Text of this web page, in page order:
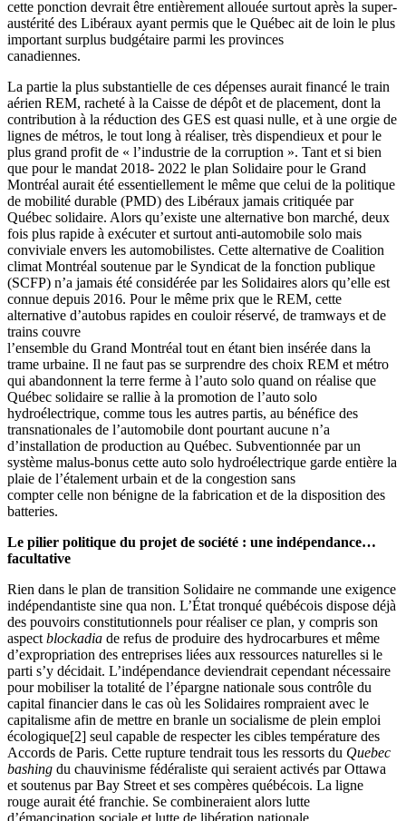
cette ponction devrait être entièrement allouée surtout après la super-
austérité des Libéraux ayant permis que le Québec ait de loin le plus
important surplus budgétaire parmi les provinces
canadiennes.
La partie la plus substantielle de ces dépenses aurait financé le train
aérien REM, racheté à la Caisse de dépôt et de placement, dont la
contribution à la réduction des GES est quasi nulle, et à une orgie de
lignes de métros, le tout long à réaliser, très dispendieux et pour le
plus grand profit de « l’industrie de la corruption ». Tant et si bien
que pour le mandat 2018- 2022 le plan Solidaire pour le Grand
Montréal aurait été essentiellement le même que celui de la politique
de mobilité durable (PMD) des Libéraux jamais critiquée par
Québec solidaire. Alors qu’existe une alternative bon marché, deux
fois plus rapide à exécuter et surtout anti-automobile solo mais
conviviale envers les automobilistes. Cette alternative de Coalition
climat Montréal soutenue par le Syndicat de la fonction publique
(SCFP) n’a jamais été considérée par les Solidaires alors qu’elle est
connue depuis 2016. Pour le même prix que le REM, cette
alternative d’autobus rapides en couloir réservé, de tramways et de
trains couvre
l’ensemble du Grand Montréal tout en étant bien insérée dans la
trame urbaine. Il ne faut pas se surprendre des choix REM et métro
qui abandonnent la terre ferme à l’auto solo quand on réalise que
Québec solidaire se rallie à la promotion de l’auto solo
hydroélectrique, comme tous les autres partis, au bénéfice des
transnationales de l’automobile dont pourtant aucune n’a
d’installation de production au Québec. Subventionnée par un
système malus-bonus cette auto solo hydroélectrique garde entière la
plaie de l’étalement urbain et de la congestion sans
compter celle non bénigne de la fabrication et de la disposition des
batteries.
Le pilier politique du projet de société : une indépendance…
facultative
Rien dans le plan de transition Solidaire ne commande une exigence
indépendantiste sine qua non. L’État tronqué québécois dispose déjà
des pouvoirs constitutionnels pour réaliser ce plan, y compris son
aspect blockadia de refus de produire des hydrocarbures et même
d’expropriation des entreprises liées aux ressources naturelles si le
parti s’y décidait. L’indépendance deviendrait cependant nécessaire
pour mobiliser la totalité de l’épargne nationale sous contrôle du
capital financier dans le cas où les Solidaires rompraient avec le
capitalisme afin de mettre en branle un socialisme de plein emploi
écologique[2] seul capable de respecter les cibles température des
Accords de Paris. Cette rupture tendrait tous les ressorts du Quebec
bashing du chauvinisme fédéraliste qui seraient activés par Ottawa
et soutenus par Bay Street et ses compères québécois. La ligne
rouge aurait été franchie. Se combineraient alors lutte
d’émancipation sociale et lutte de libération nationale.